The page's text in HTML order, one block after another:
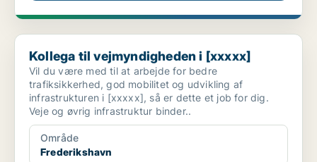
Kollega til vejmyndigheden i [xxxxx]
Kollega til vejmyndigheden i [xxxxx]
Vil du være med til at arbejde for bedre
trafiksikkerhed, god mobilitet og udvikling af
infrastrukturen i [xxxxx], så er dette et job for dig.
Veje og øvrig infrastruktur binder..
Område
Frederikshavn